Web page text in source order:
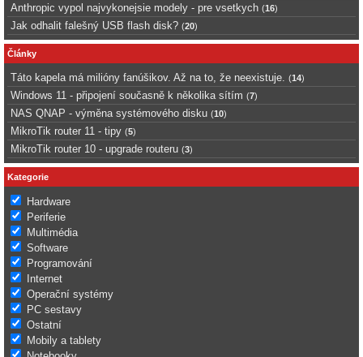
Anthropic vypol najvykonejsie modely - pre vsetkych (16)
Jak odhalit falešný USB flash disk? (20)
Články
Táto kapela má milióny fanúšikov. Až na to, že neexistuje. (14)
Windows 11 - připojení současně k několika sítím (7)
NAS QNAP - výměna systémového disku (10)
MikroTik router 11 - tipy (5)
MikroTik router 10 - upgrade routeru (3)
Kategorie
Hardware
Periferie
Multimédia
Software
Programování
Internet
Operační systémy
PC sestavy
Ostatní
Mobily a tablety